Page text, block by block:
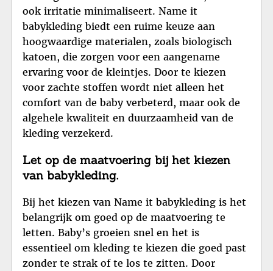
ook irritatie minimaliseert. Name it
babykleding biedt een ruime keuze aan
hoogwaardige materialen, zoals biologisch
katoen, die zorgen voor een aangename
ervaring voor de kleintjes. Door te kiezen
voor zachte stoffen wordt niet alleen het
comfort van de baby verbeterd, maar ook de
algehele kwaliteit en duurzaamheid van de
kleding verzekerd.
Let op de maatvoering bij het kiezen
van babykleding.
Bij het kiezen van Name it babykleding is het
belangrijk om goed op de maatvoering te
letten. Baby’s groeien snel en het is
essentieel om kleding te kiezen die goed past
zonder te strak of te los te zitten. Door